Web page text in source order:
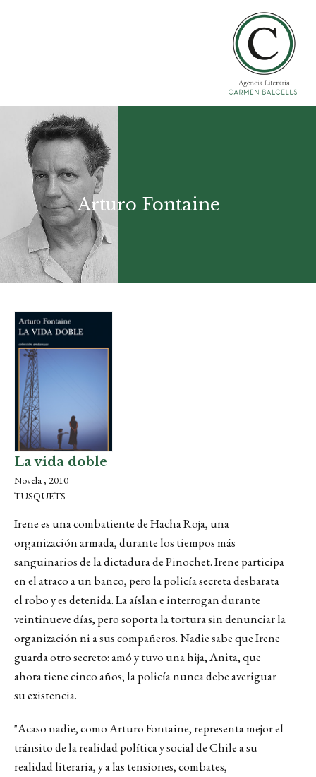
Arturo Fontaine
La vida doble
Novela , 2010
TUSQUETS
Irene es una combatiente de Hacha Roja, una
organización armada, durante los tiempos más
sanguinarios de la dictadura de Pinochet. Irene participa
en el atraco a un banco, pero la policía secreta desbarata
el robo y es detenida. La aíslan e interrogan durante
veintinueve días, pero soporta la tortura sin denunciar la
organización ni a sus compañeros. Nadie sabe que Irene
guarda otro secreto: amó y tuvo una hija, Anita, que
ahora tiene cinco años; la policía nunca debe averiguar
su existencia.
"Acaso nadie, como Arturo Fontaine, representa mejor el
tránsito de la realidad política y social de Chile a su
realidad literaria, y a las tensiones, combates,